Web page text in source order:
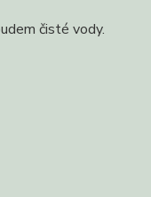
čisté vody.